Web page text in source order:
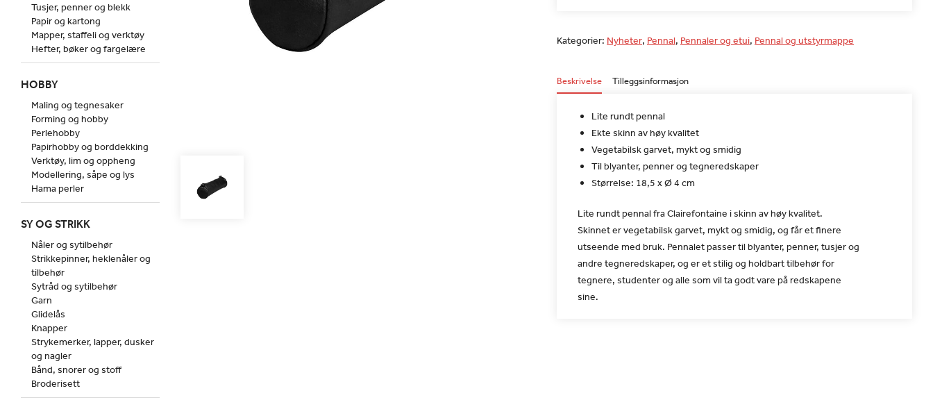
Kategorier: Nyheter, Pennal, Pennaler og etui, Pennal og utstyrmappe
Beskrivelse Tilleggsinformasjon
Lite rundt pennal
Ekte skinn av høy kvalitet
Vegetabilsk garvet, mykt og smidig
Til blyanter, penner og tegneredskaper
Størrelse: 18,5 x Ø 4 cm
Lite rundt pennal fra Clairefontaine i skinn av høy kvalitet.
Skinnet er vegetabilsk garvet, mykt og smidig, og får et finere
utseende med bruk. Pennalet passer til blyanter, penner, tusjer og
andre tegneredskaper, og er et stilig og holdbart tilbehør for
tegnere, studenter og alle som vil ta godt vare på redskapene
sine.
Tusjer, penner og blekk
Papir og kartong
Mapper, staffeli og verktøy
Hefter, bøker og fargelære
HOBBY
Maling og tegnesaker
Forming og hobby
Perlehobby
Papirhobby og borddekking
Verktøy, lim og oppheng
Modellering, såpe og lys
Hama perler
SY OG STRIKK
Nåler og sytilbehør
Strikkepinner, heklenåler og
tilbehør
Sytråd og sytilbehør
Garn
Glidelås
Knapper
Strykemerker, lapper, dusker
og nagler
Bånd, snorer og stoff
Broderisett